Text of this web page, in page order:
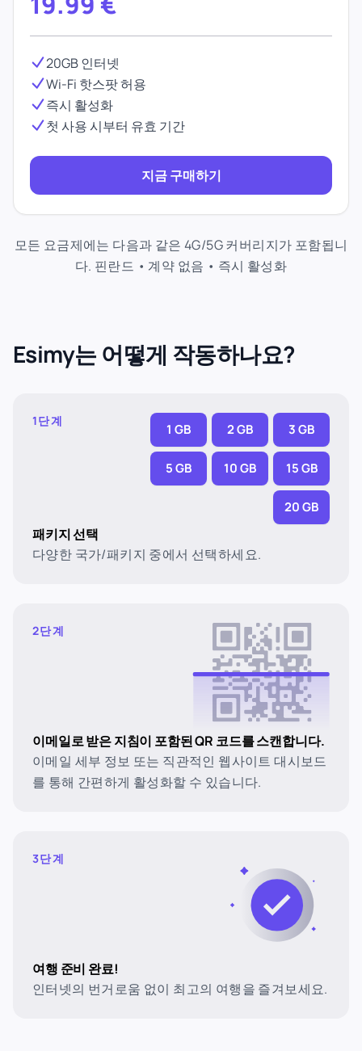
20GB 인터넷
Wi-Fi 핫스팟 허용
즉시 활성화
첫 사용 시부터 유효 기간
지금 구매하기
모든 요금제에는 다음과 같은 4G/5G 커버리지가 포함됩니
다. 핀란드 • 계약 없음 • 즉시 활성화
Esimy는 어떻게 작동하나요?
1단계
1 GB 2 GB 3 GB
5 GB 10 GB 15 GB
20 GB
패키지 선택
다양한 국가/패키지 중에서 선택하세요.
2단계
이메일로 받은 지침이 포함된 QR 코드를 스캔합니다.
이메일 세부 정보 또는 직관적인 웹사이트 대시보드
를 통해 간편하게 활성화할 수 있습니다.
3단계
여행 준비 완료!
인터넷의 번거로움 없이 최고의 여행을 즐겨보세요.